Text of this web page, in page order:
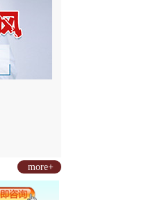
more+